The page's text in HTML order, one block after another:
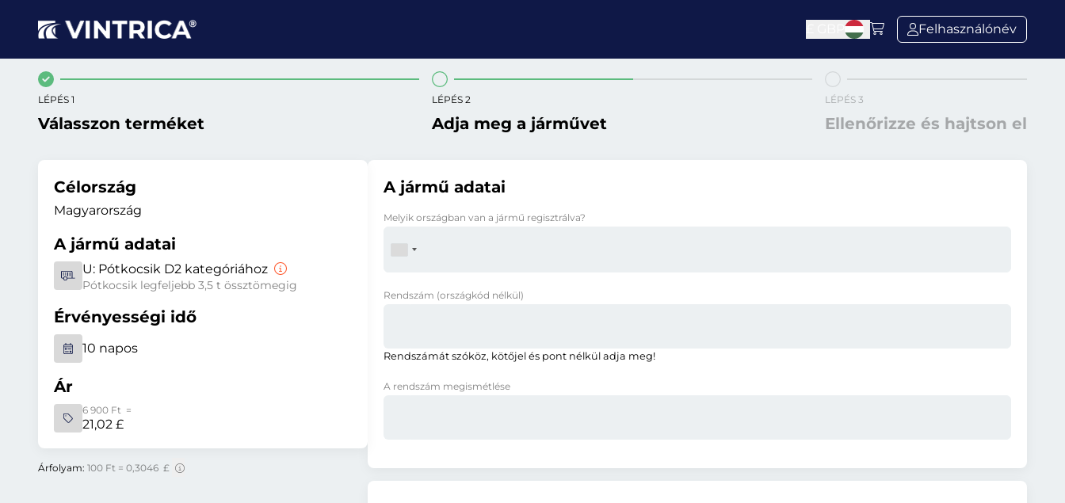
Felhasználónév
LÉPÉS 1
Válasszon terméket
LÉPÉS 2
Adja meg a járművet
LÉPÉS 3
Ellenőrizze és hajtson el
Célország
Magyarország
A jármű adatai
U: Pótkocsik D2 kategóriához
Pótkocsik legfeljebb 3,5 t össztömegig
Érvényességi idő
10 napos
Ár
6 900 Ft =
21,02 £
Árfolyam: 100 Ft = 0,3046 £
A jármű adatai
Melyik országban van a jármű regisztrálva?
Rendszám (országkód nélkül)
Rendszámát szóköz, kötőjel és pont nélkül adja meg!
A rendszám megismétlése